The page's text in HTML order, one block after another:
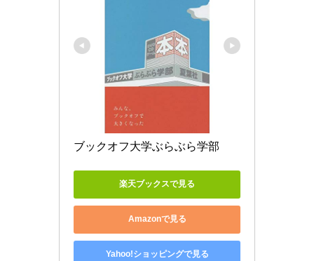
ブックオフ大学ぶらぶら学部
楽天ブックスで見る
Amazonで見る
Yahoo!ショッピングで見る